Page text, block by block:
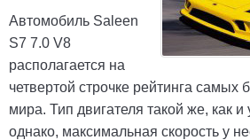
Автомобиль Saleen
S7 7.0 V8
располагается на
четвертой строчке рейтинга
мира. Тип двигателя такой же, как и
однако, максимальная скорость у